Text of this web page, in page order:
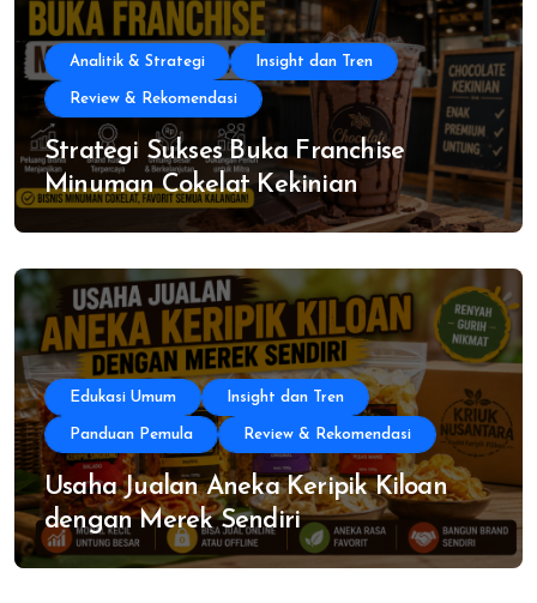
Analitik & Strategi Insight dan Tren
Review & Rekomendasi
Strategi Sukses Buka Franchise
Minuman Cokelat Kekinian
Edukasi Umum Insight dan Tren
Panduan Pemula Review & Rekomendasi
Usaha Jualan Aneka Keripik Kiloan
dengan Merek Sendiri